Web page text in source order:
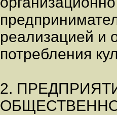
реализацией и
потребления
2.